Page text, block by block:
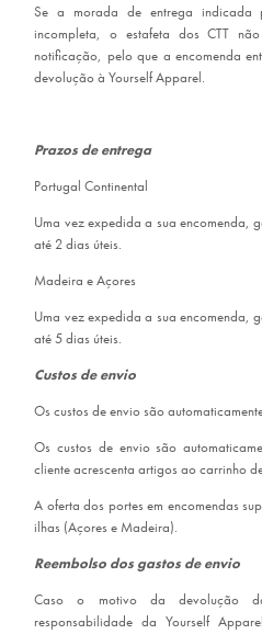
Se a morada de entrega indicada
incompleta, o estafeta dos CTT
notificação, pelo que a encomenda
devolução à Yourself Apparel.
Prazos de entrega
Portugal Continental
Uma vez expedida a sua encomenda,
até 2 dias úteis.
Madeira e Açores
Uma vez expedida a sua encomenda,
até 5 dias úteis.
Custos de envio
Os custos de envio são
Os custos de envio são
cliente acrescenta artigos ao carrinho
A oferta dos portes em encomendas
ilhas (Açores e Madeira).
Reembolso dos gastos de envio
Caso o motivo da devolução
responsabilidade da Yourself